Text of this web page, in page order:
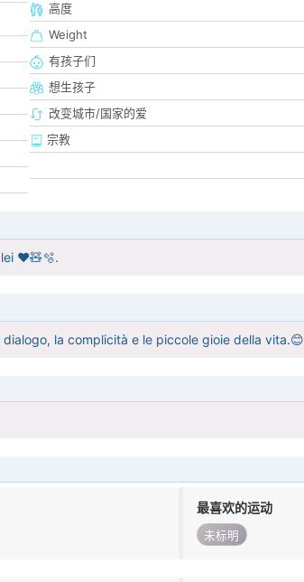
高度
Weight
有孩子们
想生孩子
改变城市/国家的爱
宗教
❤️🧸🫧.
la complicità e le piccole gioie della vita.😊
最喜欢的运动
未标明